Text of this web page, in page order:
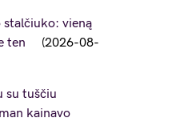
vieną
ten
2026-08-
su tuščiu
kainavo